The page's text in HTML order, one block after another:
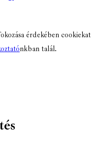
érdekében cookiekat
nkban talál.